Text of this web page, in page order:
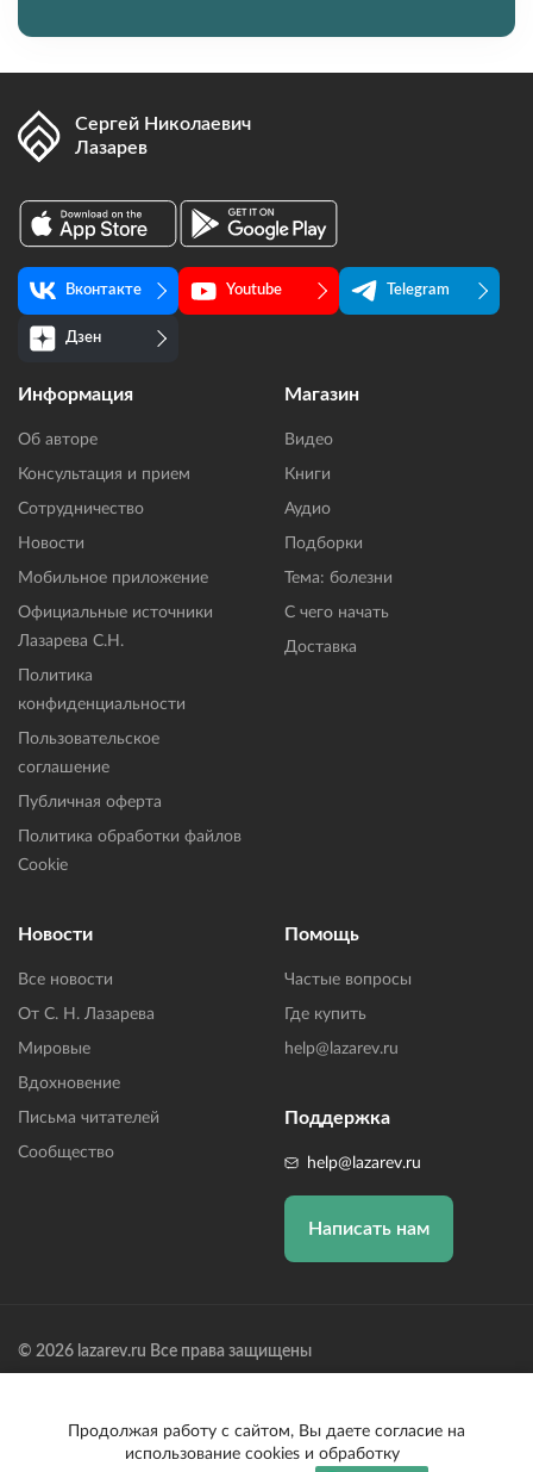
Сергей Николаевич
Лазарев
Вконтакте Youtube Telegram
Дзен
Информация
Об авторе
Консультация и прием
Сотрудничество
Новости
Мобильное приложение
Официальные источники
Лазарева С.Н.
Политика
конфиденциальности
Пользовательское
соглашение
Публичная оферта
Политика обработки файлов
Cookie
Магазин
Видео
Книги
Аудио
Подборки
Тема: болезни
С чего начать
Доставка
Новости
Все новости
От С. Н. Лазарева
Мировые
Вдохновение
Письма читателей
Сообщество
Помощь
Частые вопросы
Где купить
help@lazarev.ru
Поддержка
help@lazarev.ru
Написать нам
© 2026 lazarev.ru Все права защищены
Банк: ОАО "АЛЬФА-БАНК" БИК: 044525593, К/С:
30101810200000000593
Продолжая работу с сайтом, Вы даете согласие на
использование cookies и обработку